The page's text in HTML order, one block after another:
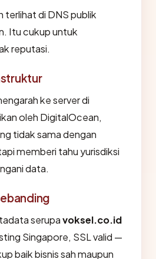
di DNS publik
Itu cukup untuk
reputasi.
ke server di
oleh DigitalOcean,
tidak sama dengan
memberi tahu yurisdiksi
data.
serupavoksel.co.id
Singapore, SSL valid —
baik bisnis sah maupun